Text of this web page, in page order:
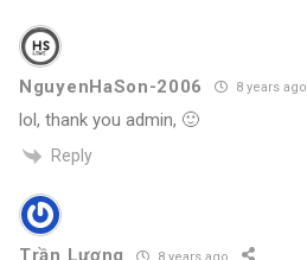
NguyenHaSon-2006 8 years ago
lol, thank you admin, 🙂
Reply
Trần Lương 8 years ago